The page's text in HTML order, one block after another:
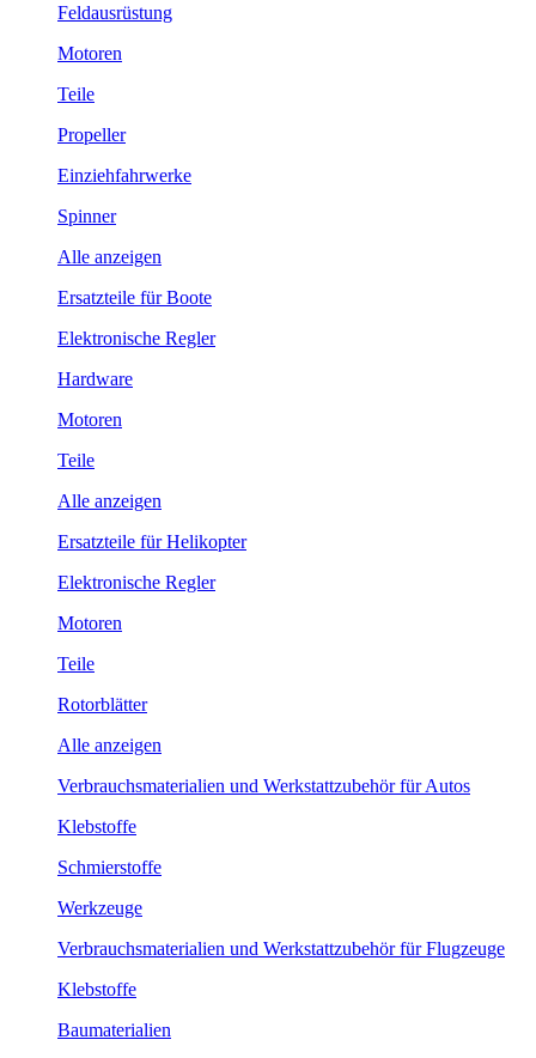
Feldausrüstung
Motoren
Teile
Propeller
Einziehfahrwerke
Spinner
Alle anzeigen
Ersatzteile für Boote
Elektronische Regler
Hardware
Motoren
Teile
Alle anzeigen
Ersatzteile für Helikopter
Elektronische Regler
Motoren
Teile
Rotorblätter
Alle anzeigen
Verbrauchsmaterialien und Werkstattzubehör für Autos
Klebstoffe
Schmierstoffe
Werkzeuge
Verbrauchsmaterialien und Werkstattzubehör für Flugzeuge
Klebstoffe
Baumaterialien